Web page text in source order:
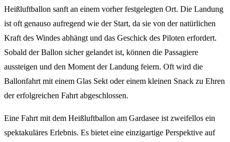
Heißluftballon sanft an einem vorher festgelegten Ort. Die Landung
ist oft genauso aufregend wie der Start, da sie von der natürlichen
Kraft des Windes abhängt und das Geschick des Piloten erfordert.
Sobald der Ballon sicher gelandet ist, können die Passagiere
aussteigen und den Moment der Landung feiern. Oft wird die
Ballonfahrt mit einem Glas Sekt oder einem kleinen Snack zu Ehren
der erfolgreichen Fahrt abgeschlossen.
Eine Fahrt mit dem Heißluftballon am Gardasee ist zweifellos ein
spektakuläres Erlebnis. Es bietet eine einzigartige Perspektive auf